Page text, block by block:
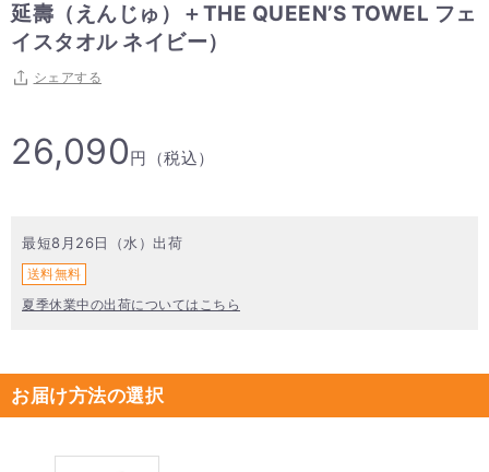
延壽（えんじゅ）＋THE QUEEN’S TOWEL フェ
イスタオル ネイビー）
シェアする
26,090円（税込）
最短8月26日（水）出荷
送料無料
夏季休業中の出荷についてはこちら
お届け方法の選択